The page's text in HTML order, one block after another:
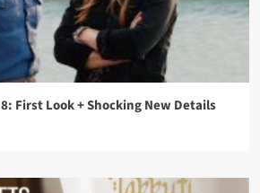
First Look + Shocking New Details